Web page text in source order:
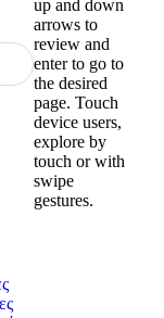
up and down
arrows to
review and
enter to go to
the desired
page. Touch
device users,
explore by
touch or with
swipe
gestures.